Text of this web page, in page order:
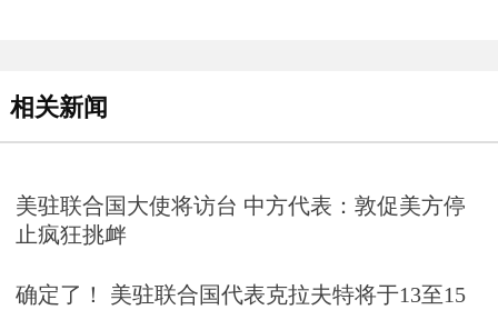
相关新闻
美驻联合国大使将访台 中方代表：敦促美方停
止疯狂挑衅
确定了！ 美驻联合国代表克拉夫特将于13至15